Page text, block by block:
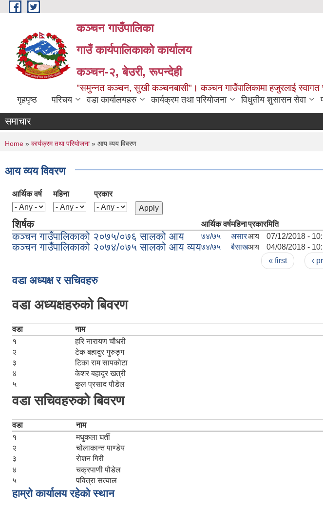
Skip to main content
कञ्चन गाउँपालिका
गाउँ कार्यपालिकाको कार्यालय
कञ्‍चन-२, बेउरी, रूपन्देही
"समुन्‍नत कञ्‍चन, सुखी कञ्‍चनबासी"। कञ्चन गाउँपालिकामा हजुरलाई स्वागत
गृहपृष्ठ परिचय वडा कार्यालयहरु कार्यक्रम तथा परियोजना विधुतीय शुसासन सेवा
समाचार
You are here
Home » कार्यक्रम तथा परियोजना» आय व्यय विवरण
आय व्यय विवरण
आर्थिक वर्ष महिना प्रकार
शिर्षक आर्थिक वर्षमहिनाप्रकारमिति
कञ्चन गाउँपालिकाको २०७५/०७६ सालको आय ७४/७५ असारआय 07/12/2018 -
कञ्चन गाउँपालिकाको २०७४/०७५ सालको आय व्यय७४/७५ बैसाखआय 04/08/2018 -
« first ‹
वडा अध्यक्ष र सचिवहरु
वडा अध्यक्षहरुको बिवरण
वडा नाम
१
हरि नारायण चौधरी
२
टेक बहादुर गुरुङ्ग
३
टिका राम सापकोटा
४
केशर बहादुर खत्री
५
कुल प्रसाद पौडेल
वडा सचिवहरुको बिवरण
वडा नाम
१
मधुकला घर्ती
२
चोलाकान्त पाण्डेय
३
रोशन गिरी
४
चक्रपाणी पौडेल
५
पवित्रा सत्याल
हाम्रो कार्यालय रहेको स्थान